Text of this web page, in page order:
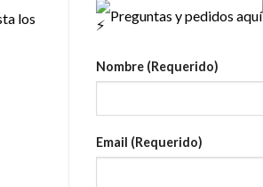
los
Preguntas y pedidos aquí
Nombre (Requerido)
Email (Requerido)